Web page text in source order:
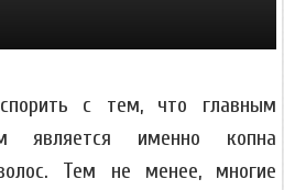
с тем, что главным
является именно копна
Тем не менее, многие